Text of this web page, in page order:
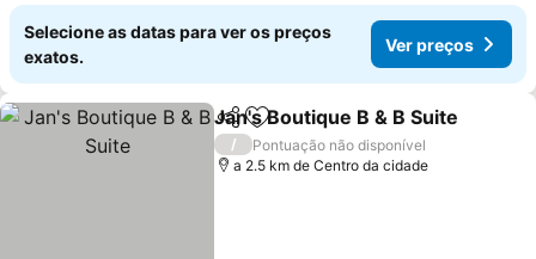
Selecione as datas para ver os preços
exatos.
Ver preços
PartilharAdicionar aos favoritos
Jan's Boutique B & B Suite
/
Pontuação não disponível
a 2.5 km de Centro da cidade